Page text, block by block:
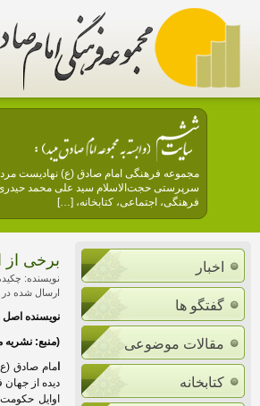
سرپرستی حجت‌الاسلام سید علی محمد
فرهنگی، اجتماعی، کتابخانه، […]
اخبار
گفتگو ها
مقالات موضوعی
کتابخانه
برخی از
نویسنده:
ارسال شده در تاریخ 28
نویسنده اصل
(منبع: نشریه
مام صادق
دیده از
اوایل